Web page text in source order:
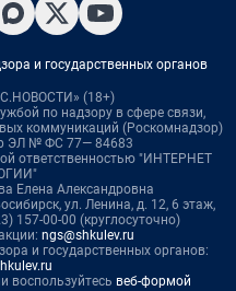
и государственных органов
(18+)
по надзору в сфере связи,
коммуникаций (Роскомнадзор)
ЭЛ № ФС 77— 84683
ответственностью "ИНТЕРНЕТ
Елена Александровна
ул. Ленина, д. 12, 6 этаж,
157-00-00 (круглосуточно)
ngs@shkulev.ru
и государственных органов:
воспользуйтесь веб-формой